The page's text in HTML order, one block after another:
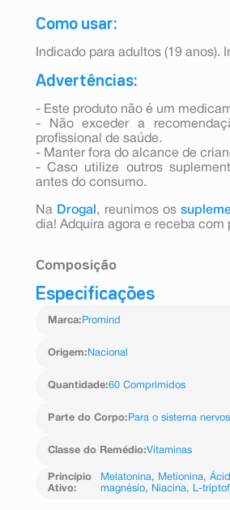
Como usar:
Indicado para adultos (19 anos).
Advertências:
- Este produto não é um
- Não exceder a
profissional de saúde.
- Manter fora do alcance de
- Caso utilize outros
antes do consumo.
Na Drogal , reunimos os
dia! Adquira agora e receba com
Composição
Ingredientes: Bisglicinato de
nicotinamida (niacina),
polivinílico e polietilenoglicol,
amarelo de quinolina laca de
Especificações
Marca: Promind
Origem: Nacional
Quantidade:60 Comprimidos
Parte do Corpo: Para o sistema
Classe do Remédio:Vitaminas
Princípio
Ativo:
Melatonina, Metionina,
magnésio, Niacina, L-